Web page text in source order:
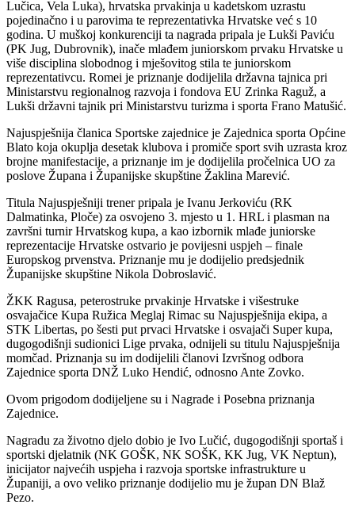
Lučica, Vela Luka), hrvatska prvakinja u kadetskom uzrastu
pojedinačno i u parovima te reprezentativka Hrvatske već s 10
godina. U muškoj konkurenciji ta nagrada pripala je Lukši Paviću
(PK Jug, Dubrovnik), inače mlađem juniorskom prvaku Hrvatske u
više disciplina slobodnog i mješovitog stila te juniorskom
reprezentativcu. Romei je priznanje dodijelila državna tajnica pri
Ministarstvu regionalnog razvoja i fondova EU Zrinka Raguž, a
Lukši državni tajnik pri Ministarstvu turizma i sporta Frano Matušić.
Najuspješnija članica Sportske zajednice je Zajednica sporta Općine
Blato koja okuplja desetak klubova i promiče sport svih uzrasta kroz
brojne manifestacije, a priznanje im je dodijelila pročelnica UO za
poslove Župana i Županijske skupštine Žaklina Marević.
Titula Najuspješniji trener pripala je Ivanu Jerkoviću (RK
Dalmatinka, Ploče) za osvojeno 3. mjesto u 1. HRL i plasman na
završni turnir Hrvatskog kupa, a kao izbornik mlađe juniorske
reprezentacije Hrvatske ostvario je povijesni uspjeh – finale
Europskog prvenstva. Priznanje mu je dodijelio predsjednik
Županijske skupštine Nikola Dobroslavić.
ŽKK Ragusa, peterostruke prvakinje Hrvatske i višestruke
osvajačice Kupa Ružica Meglaj Rimac su Najuspješnija ekipa, a
STK Libertas, po šesti put prvaci Hrvatske i osvajači Super kupa,
dugogodišnji sudionici Lige prvaka, odnijeli su titulu Najuspješnija
momčad. Priznanja su im dodijelili članovi Izvršnog odbora
Zajednice sporta DNŽ Luko Hendić, odnosno Ante Zovko.
Ovom prigodom dodijeljene su i Nagrade i Posebna priznanja
Zajednice.
Nagradu za životno djelo dobio je Ivo Lučić, dugogodišnji sportaš i
sportski djelatnik (NK GOŠK, NK SOŠK, KK Jug, VK Neptun),
inicijator najvećih uspjeha i razvoja sportske infrastrukture u
Županiji, a ovo veliko priznanje dodijelio mu je župan DN Blaž
Pezo.